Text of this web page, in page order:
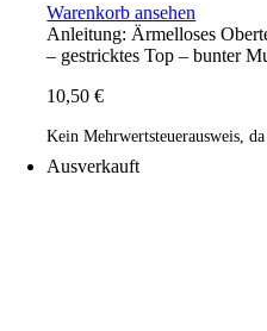
Warenkorb ansehen
Anleitung: Ärmelloses
– gestricktes Top – bunter
10,50€
Kein Mehrwertsteuerausweis,
Ausverkauft